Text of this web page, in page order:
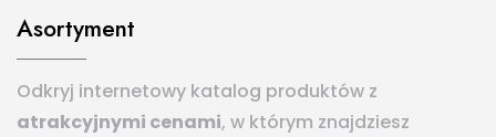
Asortyment
Odkryj internetowy katalog produktów z
atrakcyjnymi cenami, w którym znajdziesz